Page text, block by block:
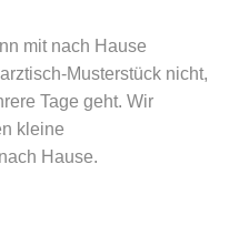
mit nach Hause
Musterstück nicht,
Tage geht. Wir
kleine
Hause.